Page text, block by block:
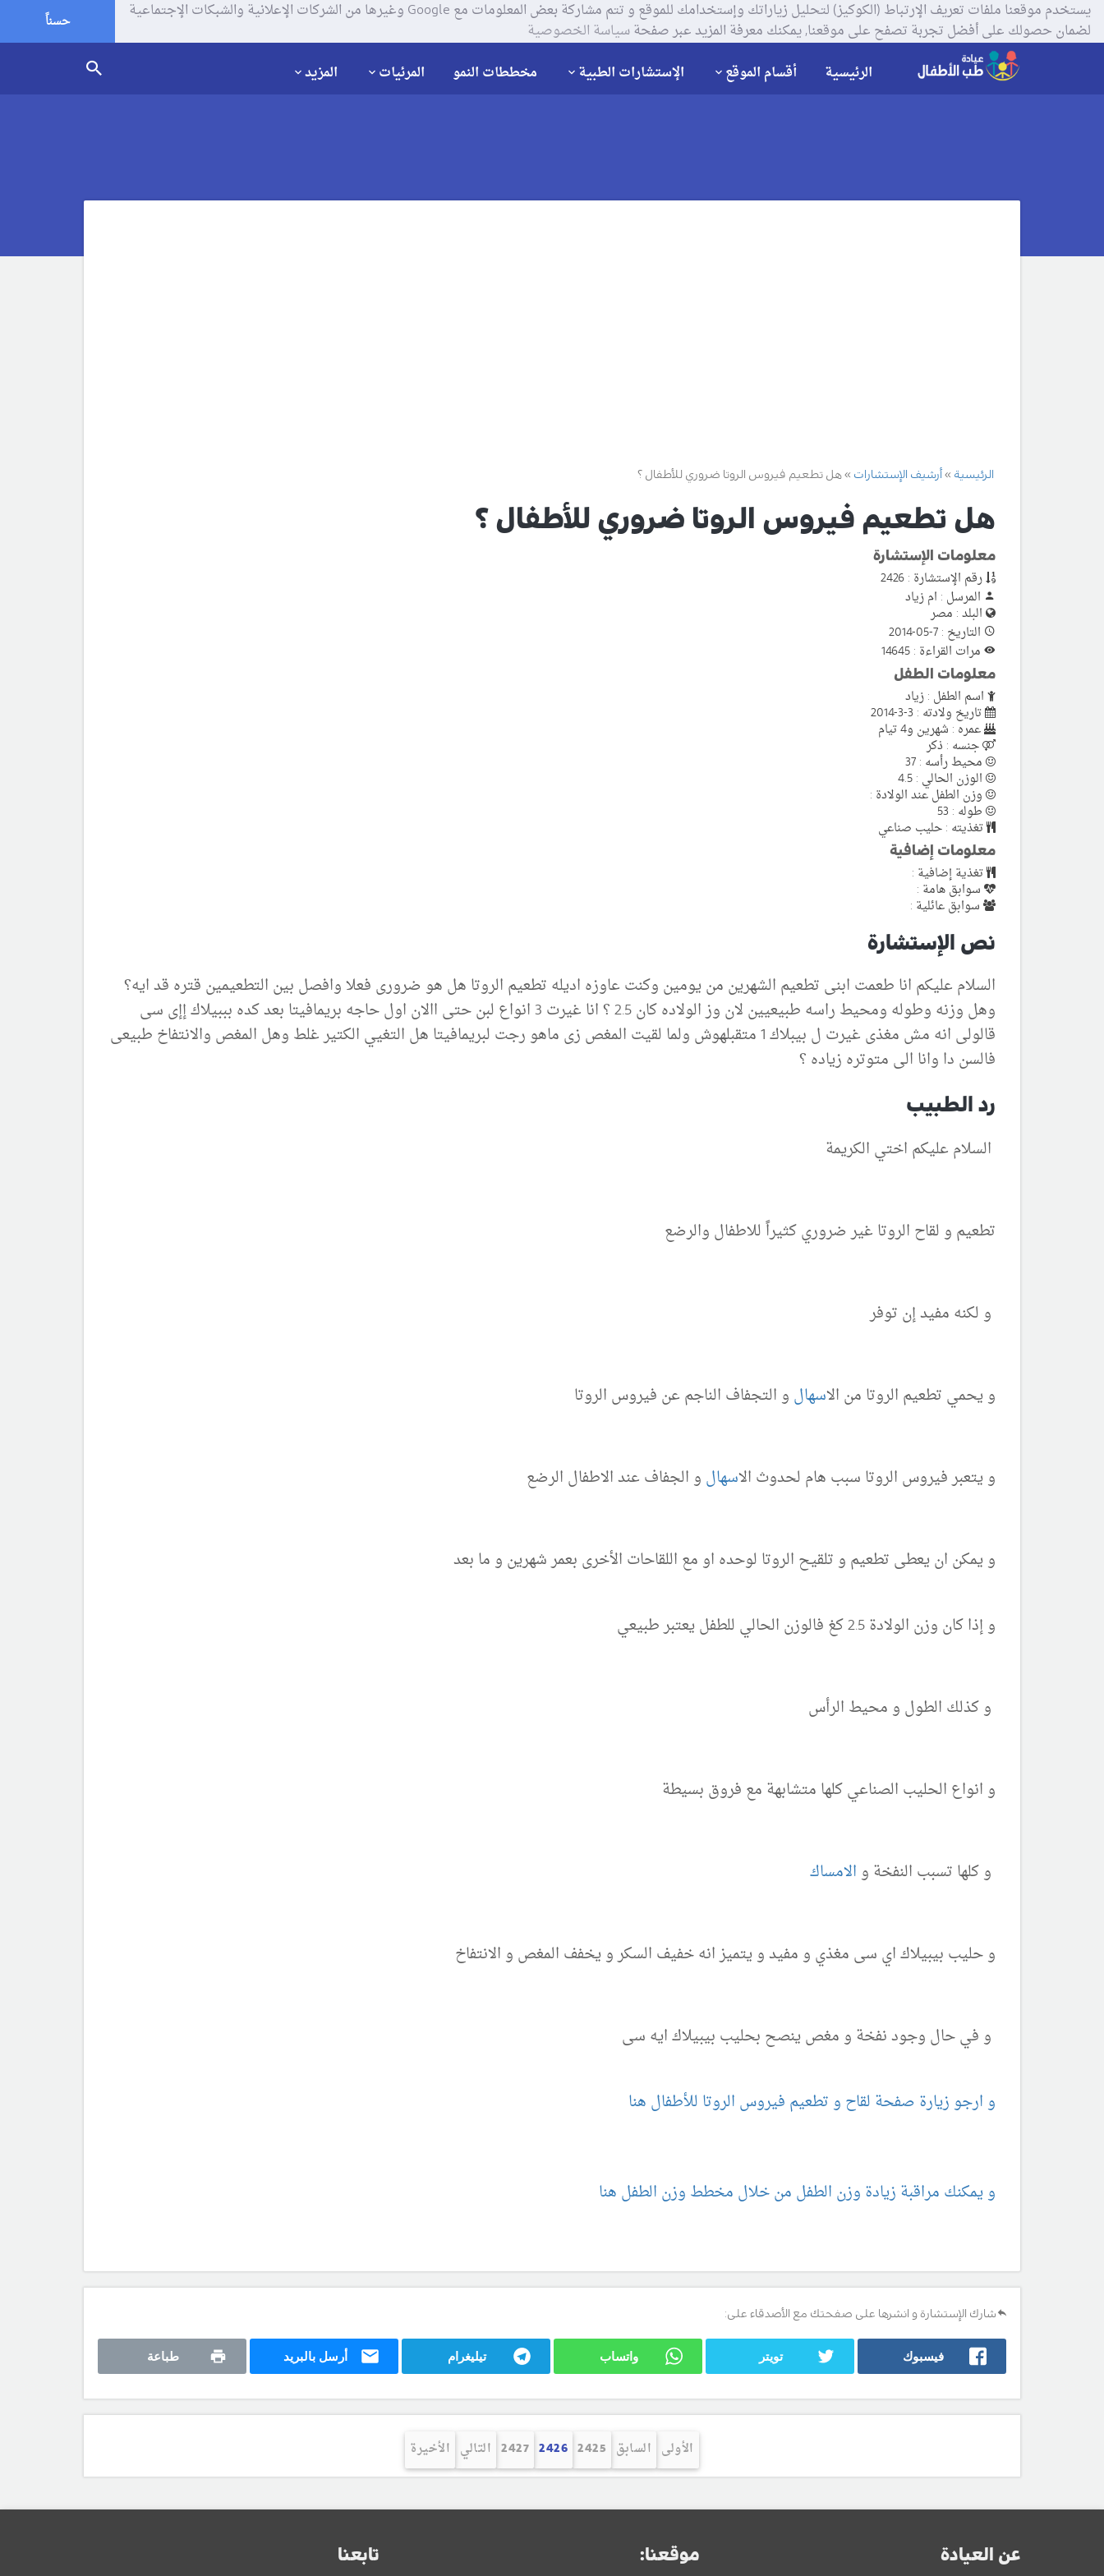
يستخدم موقعنا ملفات تعريف الإرتباط (الكوكيز) لتحليل زياراتك وإستخدامك للموقع و تتم مشاركة بعض المعلومات مع Google وغيرها من الشركات الإعلانية والشبكات الإجتماعية
لضمان حصولك على أفضل تجربة تصفح على موقعنا, يمكنك معرفة المزيد عبر صفحةسياسة الخصوصية حسناً
الرئيسية أقسام الموقع الإستشارات الطبية مخططات النمو المرئيات المزيد
الرئيسية أرشيف الإستشارات هل تطعيم فيروس الروتا ضروري للأطفال ؟
هل تطعيم فيروس الروتا ضروري للأطفال ؟
معلومات الإستشارة
رقم الإستشارة : 2426
المرسل : ام زياد
البلد : مصر
التاريخ : 7-05-2014
مرات القراءة : 14645
معلومات الطفل
اسم الطفل : زياد
تاريخ ولادته : 3-3-2014
عمره : شهرين و4 تيام
جنسه : ذكر
محيط رأسه : 37
الوزن الحالي : 4.5
وزن الطفل عند الولادة :
طوله : 53
تغذيته : حليب صناعي
معلومات إضافية
تغذية إضافية :
سوابق هامة :
سوابق عائلية :
نص الإستشارة
السلام عليكم انا طعمت ابنى تطعيم الشهرين من يومين وكنت عاوزه اديله تطعيم الروتا هل هو ضرورى فعلا وافصل بين التطعيمين قتره قد ايه؟
وهل وزنه وطوله ومحيط راسه طبيعيين لان وز الولاده كان 2.5 ؟ انا غيرت 3 انواع لبن حتى االان اول حاجه بريمافيتا بعد كده بببيلاك إإى سى
قالولى انه مش مغذى غيرت ل بيبلاك 1 متقبلهوش ولما لقيت المغص زى ماهو رجت لبريمافيتا هل التغيي الكتير غلط وهل المغص والانتفاخ طبيعى
فالسن دا وانا الى متوتره زياده ؟
رد الطبيب
السلام عليكم اختي الكريمة
تطعيم و لقاح الروتا غير ضروري كثيراً للاطفال والرضع
و لكنه مفيد إن توفر
و يحمي تطعيم الروتا من الاسهال و التجفاف الناجم عن فيروس الروتا
و يتعبر فيروس الروتا سبب هام لحدوث الاسهال و الجفاف عند الاطفال الرضع
و يمكن ان يعطى تطعيم و تلقيح الروتا لوحده او مع اللقاحات الأخرى بعمر شهرين و ما بعد
و إذا كان وزن الولادة 2.5 كغ فالوزن الحالي للطفل يعتبر طبيعي
و كذلك الطول و محيط الرأس
و انواع الحليب الصناعي كلها متشابهة مع فروق بسيطة
و كلها تسبب النفخة و الامساك
و حليب بيبيلاك اي سى مغذي و مفيد و يتميز انه خفيف السكر و يخفف المغص و الانتفاخ
و في حال وجود نفخة و مغص ينصح بحليب بيبيلاك ايه سى
و ارجو زيارة صفحة لقاح و تطعيم فيروس الروتا للأطفال هنا
و يمكنك مراقبة زيادة وزن الطفل من خلال مخطط وزن الطفل هنا
شارك الإستشارة و انشرها على صفحتك مع الأصدقاء على:
فيسبوك تويتر واتساب تيليغرام أرسل بالبريد طباعة
الأولى السابق 2425
2426
2427 التالي الأخيرة
عن العيادة موقعنا: تابعنا